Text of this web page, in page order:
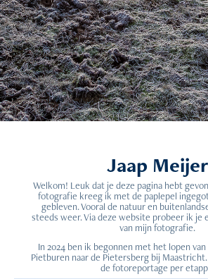
Jaap Meijer
Welkom! Leuk dat je deze pagina hebt
fotografie kreeg ik met de paplepel
gebleven. Vooral de natuur en
steeds weer. Via deze website probeer ik je
van mijn fotografie.
In 2024 ben ik begonnen met het lopen
Pietburen naar de Pietersberg bij
de fotoreportage per